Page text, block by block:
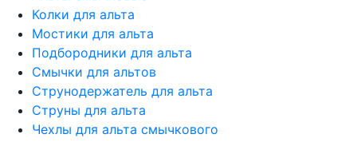
Колки для альта
Мостики для альта
Подбородники для альта
Смычки для альтов
Струнодержатель для альта
Струны для альта
Чехлы для альта смычкового